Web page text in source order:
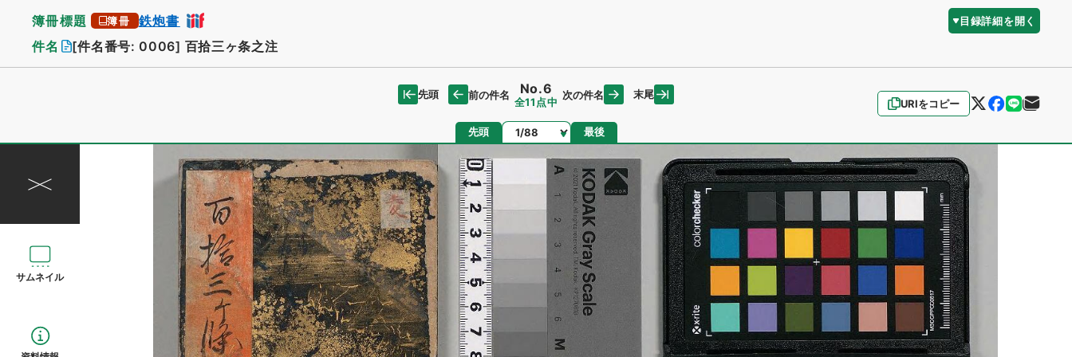
簿冊標題 簿冊 鉄炮書 目録詳細を開く
件名 [件名番号: 0006] 百拾三ヶ条之注
URIをコピー
先頭 前の件名 No.6
全11点中
次の件名 末尾
先頭 ページ 最後
サムネイル